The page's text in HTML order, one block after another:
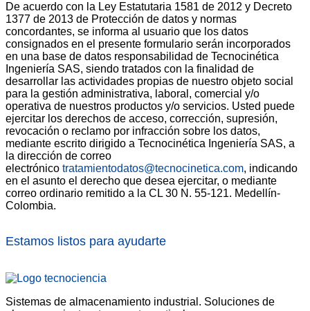
De acuerdo con la Ley Estatutaria 1581 de 2012 y Decreto
1377 de 2013 de Protección de datos y normas
concordantes, se informa al usuario que los datos
consignados en el presente formulario serán incorporados
en una base de datos responsabilidad de Tecnocinética
Ingeniería SAS, siendo tratados con la finalidad de
desarrollar las actividades propias de nuestro objeto social
para la gestión administrativa, laboral, comercial y/o
operativa de nuestros productos y/o servicios. Usted puede
ejercitar los derechos de acceso, corrección, supresión,
revocación o reclamo por infracción sobre los datos,
mediante escrito dirigido a Tecnocinética Ingeniería SAS, a
la dirección de correo
electrónico tratamientodatos@tecnocinetica.com, indicando
en el asunto el derecho que desea ejercitar, o mediante
correo ordinario remitido a la CL 30 N. 55-121. Medellín-
Colombia.
Estamos listos para ayudarte
Sistemas de almacenamiento industrial. Soluciones de